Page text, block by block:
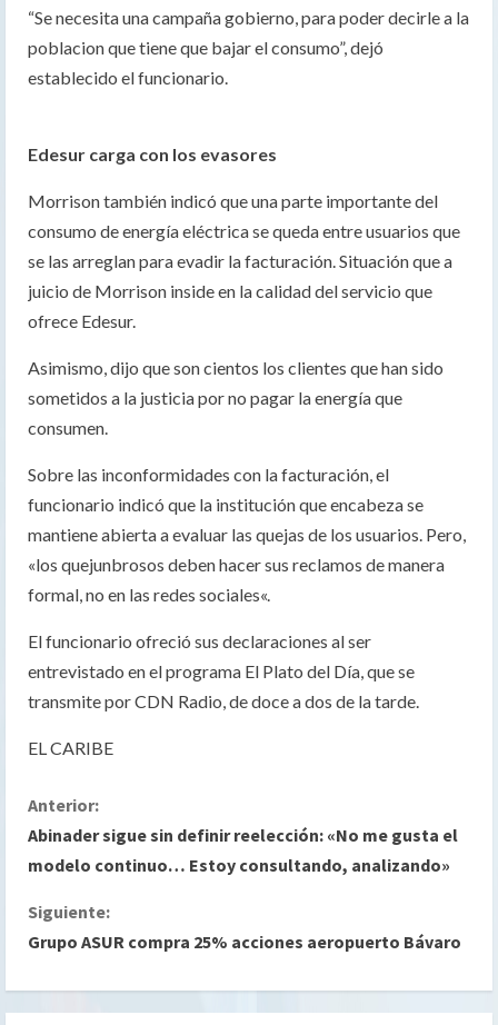
“Se necesita una campaña gobierno, para poder decirle a la
poblacion que tiene que bajar el consumo”, dejó
establecido el funcionario.
Edesur carga con los evasores
Morrison también indicó que una parte importante del
consumo de energía eléctrica se queda entre usuarios que
se las arreglan para evadir la facturación. Situación que a
juicio de Morrison inside en la calidad del servicio que
ofrece Edesur.
Asimismo, dijo que son cientos los clientes que han sido
sometidos a la justicia por no pagar la energía que
consumen.
Sobre las inconformidades con la facturación, el
funcionario indicó que la institución que encabeza se
mantiene abierta a evaluar las quejas de los usuarios. Pero,
«los quejunbrosos deben hacer sus reclamos de manera
formal, no en las redes sociales«.
El funcionario ofreció sus declaraciones al ser
entrevistado en el programa El Plato del Día, que se
transmite por CDN Radio, de doce a dos de la tarde.
EL CARIBE
S
i
g
u
e
Anterior:
Abinader sigue sin definir reelección: «No me gusta el
modelo continuo… Estoy consultando, analizando»
Siguiente:
Grupo ASUR compra 25% acciones aeropuerto Bávaro